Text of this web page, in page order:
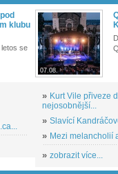
klubu
se
07.08.
» Kurt Vile přiveze
nejosobnější...
» Slavící
» Mezi melancholií
» zobrazit více...